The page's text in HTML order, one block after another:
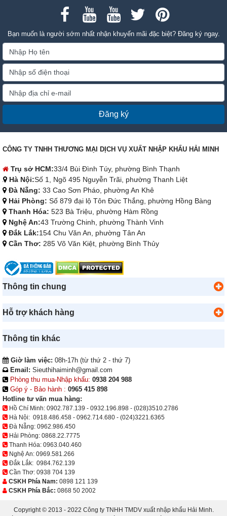
Bạn muốn là người sớm nhất nhận khuyến mãi đặc biệt? Đăng ký ngay.
Đăng ký
CÔNG TY TNHH THƯƠNG MẠI DỊCH VỤ XUẤT NHẬP KHẨU HẢI MINH
Trụ sở HCM:33/4 Bùi Đình Túy, phường Bình Thạnh
Hà Nội:Số 1, Ngõ 495 Nguyễn Trãi, phường Thanh Liệt
Đà Nẵng: 33 Cao Sơn Pháo, phường An Khê
Hải Phòng: Số 879 đại lộ Tôn Đức Thắng, phường Hồng Bàng
Thanh Hóa: 523 Bà Triệu, phường Hàm Rồng
Nghệ An:43 Trường Chinh, phường Thành Vinh
Đắk Lắk:154 Chu Văn An, phường Tân An
Cần Thơ: 285 Võ Văn Kiệt, phường Bình Thủy
Thông tin chung
Hỗ trợ khách hàng
Thông tin khác
Giờ làm việc: 08h-17h (từ thứ 2 - thứ 7)
Email: Sieuthihaiminh@gmail.com
Phòng thu mua-Nhập khẩu: 0938 204 988
Góp ý - Bảo hành : 0965 415 898
Hotline tư vấn mua hàng:
Hồ Chí Minh: 0902.787.139 - 0932.196.898 - (028)3510.2786
Hà Nội: 0918.486.458 - 0962.714.680 - (024)3221.6365
Đà Nẵng: 0962.986.450
Hải Phòng: 0868.22.7775
Thanh Hóa: 0963.040.460
Nghệ An: 0969.581.266
Đắk Lắk: 0984.762.139
Cần Thơ: 0938 704 139
CSKH Phía Nam: 0898 121 139
CSKH Phía Bắc: 0868 50 2002
Copyright © 2013 - 2022 Công ty TNHH TMDV xuất nhập khẩu Hải Minh.